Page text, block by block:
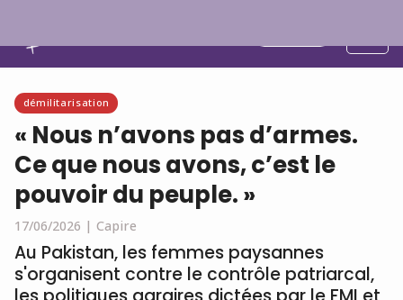
démilitarisation
« Nous n’avons pas d’armes.
Ce que nous avons, c’est le
pouvoir du peuple. »
17/06/2026 | Capire
Au Pakistan, les femmes paysannes
s'organisent contre le contrôle patriarcal,